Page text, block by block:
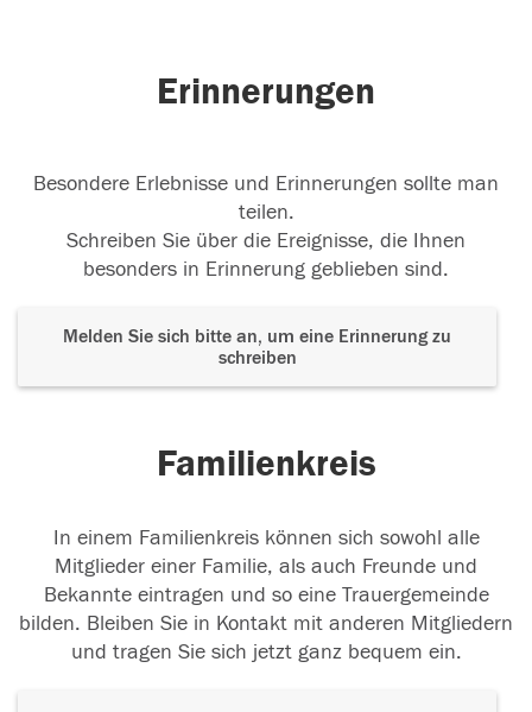
Erinnerungen
Besondere Erlebnisse und Erinnerungen sollte man
teilen.
Schreiben Sie über die Ereignisse, die Ihnen
besonders in Erinnerung geblieben sind.
Melden Sie sich bitte an, um eine Erinnerung zu
schreiben
Familienkreis
In einem Familienkreis können sich sowohl alle
Mitglieder einer Familie, als auch Freunde und
Bekannte eintragen und so eine Trauergemeinde
bilden. Bleiben Sie in Kontakt mit anderen Mitgliedern
und tragen Sie sich jetzt ganz bequem ein.